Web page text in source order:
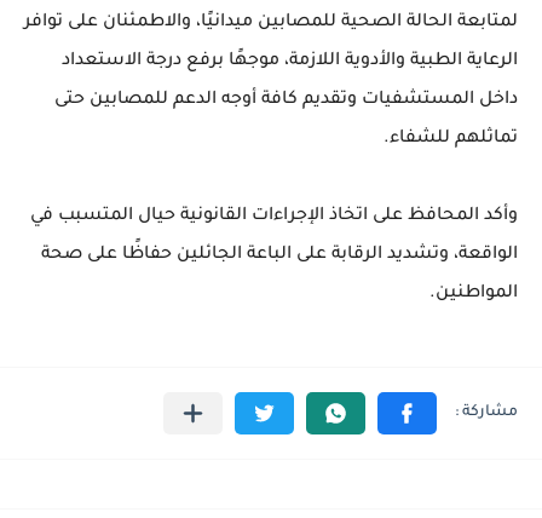
لمتابعة الحالة الصحية للمصابين ميدانيًا، والاطمئنان على توافر
الرعاية الطبية والأدوية اللازمة، موجهًا برفع درجة الاستعداد
داخل المستشفيات وتقديم كافة أوجه الدعم للمصابين حتى
تماثلهم للشفاء.
وأكد المحافظ على اتخاذ الإجراءات القانونية حيال المتسبب في
الواقعة، وتشديد الرقابة على الباعة الجائلين حفاظًا على صحة
المواطنين.